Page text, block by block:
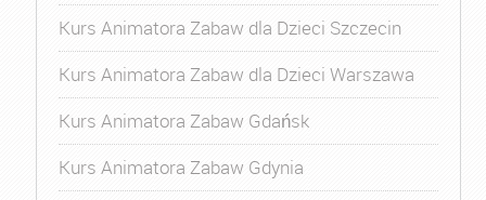
Kurs Animatora Zabaw dla Dzieci Szczecin
Kurs Animatora Zabaw dla Dzieci Warszawa
Kurs Animatora Zabaw Gdańsk
Kurs Animatora Zabaw Gdynia